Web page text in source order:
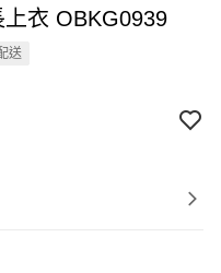
衣 OBKG0939
送